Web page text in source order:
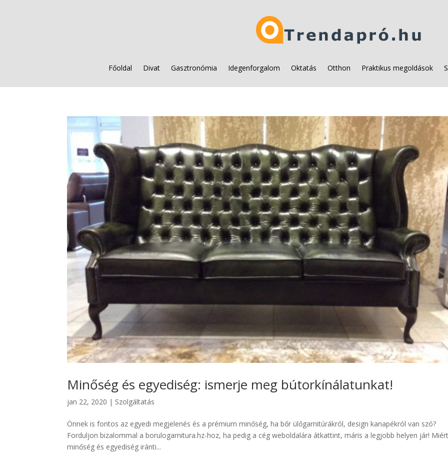
Főoldal Divat Gasztronómia Idegenforgalom Oktatás Otthon Praktikus megoldások
Minőség és egyediség: ismerje meg bútorkínálatunkat!
jan 22, 2020 | Szolgáltatás
Önnek is fontos az egyedi megjelenés és a prémium minőség, ha bőr ülőgarnitúrákról, design kanapékról van szó?
Forduljon bizalommal a borulogarnitura.hz-hoz, ha pedig a cég weboldalára átkattint, máris a legjobb helyen jár!
minőség és egyediség iránti...